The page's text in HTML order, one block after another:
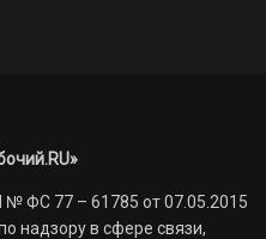
ФС 77 – 61785 от 07.05.2015
надзору в сфере связи,